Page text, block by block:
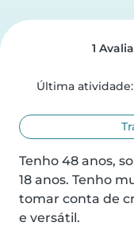
1
Última atividade:
Tenho 48 anos,
18 anos. Tenho
tomar conta de
e versátil.